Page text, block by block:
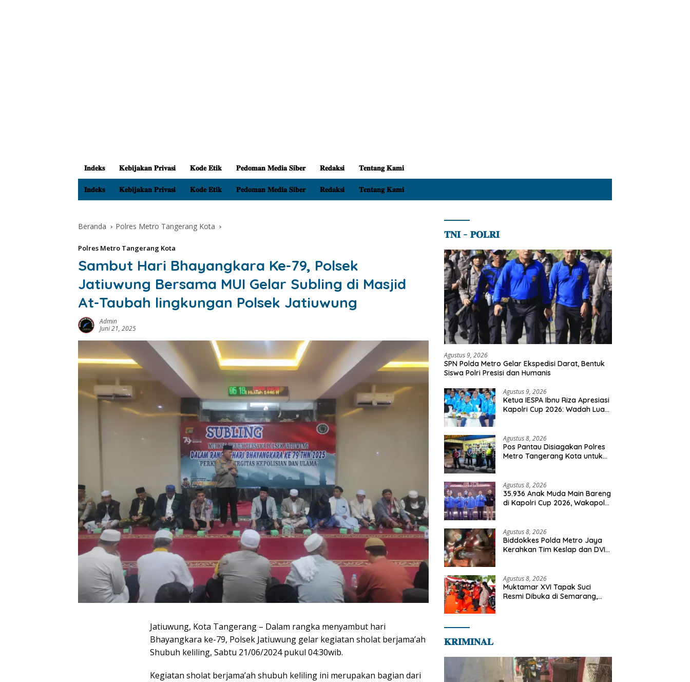
𝐈𝐧𝐝𝐞𝐤𝐬 𝐊𝐞𝐛𝐢𝐣𝐚𝐤𝐚𝐧 𝐏𝐫𝐢𝐯𝐚𝐬𝐢 𝐊𝐨𝐝𝐞 𝐄𝐭𝐢𝐤 𝐏𝐞𝐝𝐨𝐦𝐚𝐧 𝐌𝐞𝐝𝐢𝐚 𝐒𝐢𝐛𝐞𝐫 𝐑𝐞𝐝𝐚𝐤𝐬𝐢 𝐓𝐞𝐧𝐭𝐚𝐧𝐠 𝐊𝐚𝐦𝐢
𝐈𝐧𝐝𝐞𝐤𝐬 𝐊𝐞𝐛𝐢𝐣𝐚𝐤𝐚𝐧 𝐏𝐫𝐢𝐯𝐚𝐬𝐢 𝐊𝐨𝐝𝐞 𝐄𝐭𝐢𝐤 𝐏𝐞𝐝𝐨𝐦𝐚𝐧 𝐌𝐞𝐝𝐢𝐚 𝐒𝐢𝐛𝐞𝐫 𝐑𝐞𝐝𝐚𝐤𝐬𝐢 𝐓𝐞𝐧𝐭𝐚𝐧𝐠 𝐊𝐚𝐦𝐢
Beranda Polres Metro Tangerang Kota
Polres Metro Tangerang Kota
Sambut Hari Bhayangkara Ke-79, Polsek
Jatiuwung Bersama MUI Gelar Subling di Masjid
At-Taubah lingkungan Polsek Jatiuwung
Admin
Juni 21, 2025
Jatiuwung, Kota Tangerang – Dalam rangka menyambut hari
Bhayangkara ke-79, Polsek Jatiuwung gelar kegiatan sholat berjama’ah
Shubuh keliling, Sabtu 21/06/2024 pukul 04:30wib.
Kegiatan sholat berjama’ah shubuh keliling ini merupakan bagian dari
𝐓𝐍𝐈 – 𝐏𝐎𝐋𝐑𝐈
Agustus 9, 2026
SPN Polda Metro Gelar Ekspedisi Darat, Bentuk
Siswa Polri Presisi dan Humanis
Agustus 9, 2026
Ketua IESPA Ibnu Riza Apresiasi
Kapolri Cup 2026: Wadah Luar
Agustus 8, 2026
Pos Pantau Disiagakan Polres
Metro Tangerang Kota untuk
Agustus 8, 2026
35.936 Anak Muda Main Bareng
di Kapolri Cup 2026, Wakapolri:
Agustus 8, 2026
Biddokkes Polda Metro Jaya
Kerahkan Tim Keslap dan DVI
Agustus 8, 2026
Muktamar XVI Tapak Suci
Resmi Dibuka di Semarang,
𝐊𝐑𝐈𝐌𝐈𝐍𝐀𝐋